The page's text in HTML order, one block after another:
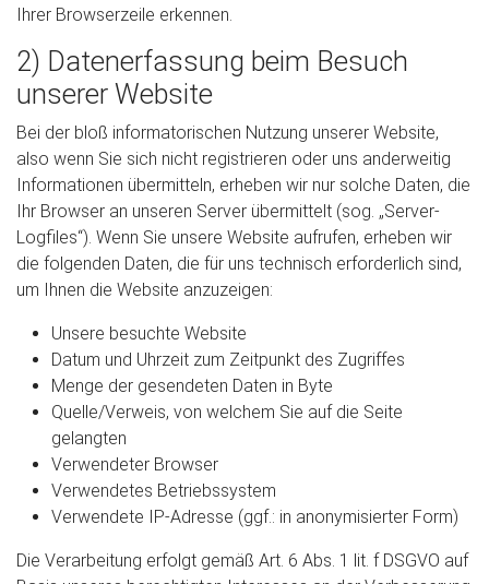
Ihrer Browserzeile erkennen.
2) Datenerfassung beim Besuch
unserer Website
Bei der bloß informatorischen Nutzung unserer Website,
also wenn Sie sich nicht registrieren oder uns anderweitig
Informationen übermitteln, erheben wir nur solche Daten, die
Ihr Browser an unseren Server übermittelt (sog. „Server-
Logfiles“). Wenn Sie unsere Website aufrufen, erheben wir
die folgenden Daten, die für uns technisch erforderlich sind,
um Ihnen die Website anzuzeigen:
Unsere besuchte Website
Datum und Uhrzeit zum Zeitpunkt des Zugriffes
Menge der gesendeten Daten in Byte
Quelle/Verweis, von welchem Sie auf die Seite
gelangten
Verwendeter Browser
Verwendetes Betriebssystem
Verwendete IP-Adresse (ggf.: in anonymisierter Form)
Die Verarbeitung erfolgt gemäß Art. 6 Abs. 1 lit. f DSGVO auf